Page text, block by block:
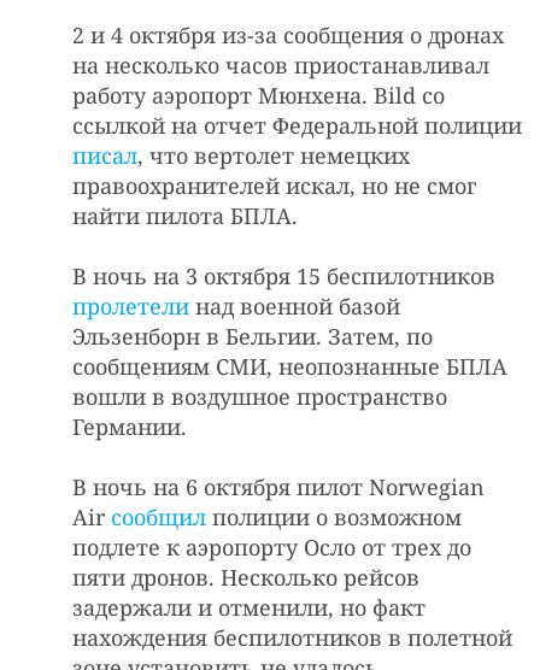
2 и 4 октября из-за сообщения о дронах
на несколько часов приостанавливал
работу аэропорт Мюнхена. Bild со
ссылкой на отчет Федеральной полиции
писал, что вертолет немецких
правоохранителей искал, но не смог
найти пилота БПЛА.
В ночь на 3 октября 15 беспилотников
пролетели над военной базой
Эльзенборн в Бельгии. Затем, по
сообщениям СМИ, неопознанные БПЛА
вошли в воздушное пространство
Германии.
В ночь на 6 октября пилот Norwegian
Air сообщил полиции о возможном
подлете к аэропорту Осло от трех до
пяти дронов. Несколько рейсов
задержали и отменили, но факт
нахождения беспилотников в полетной